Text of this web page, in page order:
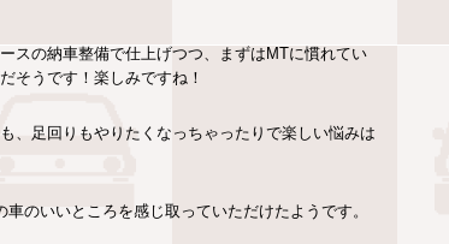
スの納車整備で仕上げつつ、まずはMTに慣れてい
そうです！楽しみですね！
、足回りもやりたくなっちゃったりで楽しい悩みは
のいいところを感じ取っていただけたようです。